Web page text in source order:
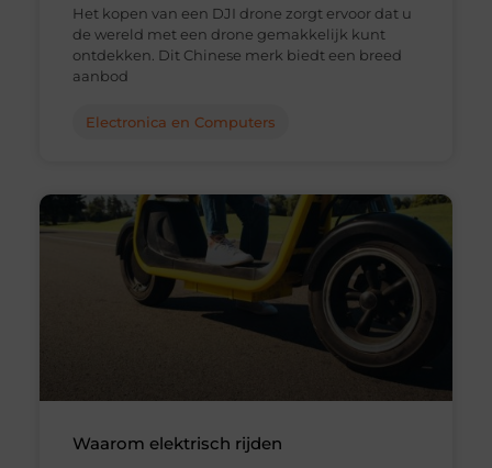
Het kopen van een DJI drone zorgt ervoor dat u
de wereld met een drone gemakkelijk kunt
ontdekken. Dit Chinese merk biedt een breed
aanbod
Electronica en Computers
Waarom elektrisch rijden